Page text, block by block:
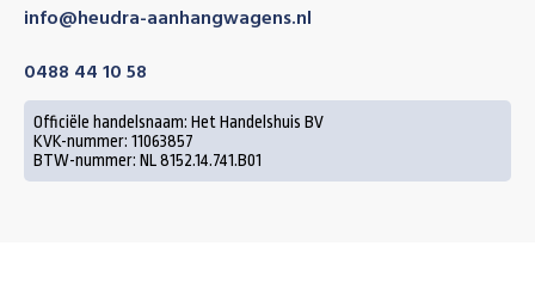
info@heudra-aanhangwagens.nl
0488 44 10 58
Officiële handelsnaam: Het Handelshuis BV
KVK-nummer: 11063857
BTW-nummer: NL 8152.14.741.B01